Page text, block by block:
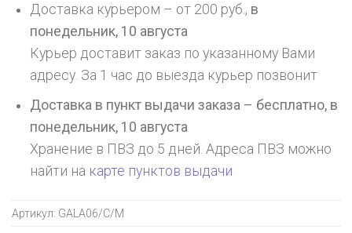
Доставка курьером – от 200 руб., в
понедельник, 10 августа
Курьер доставит заказ по указанному Вами
адресу. За 1 час до выезда курьер позвонит
Доставка в пункт выдачи заказа – бесплатно, в
понедельник, 10 августа
Хранение в ПВЗ до 5 дней. Адреса ПВЗ можно
найти на карте пунктов выдачи
Артикул: GALA06/C/M